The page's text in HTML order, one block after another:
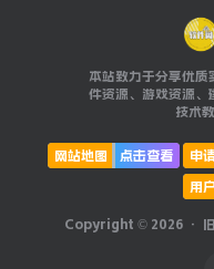
本站致力于分享优
件资源、游戏资源、
技术
网站地图 点击查看 申
用
Copyright © 2026 ·